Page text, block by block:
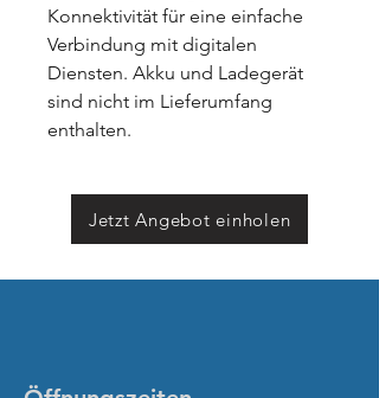
Konnektivität für eine einfache
Verbindung mit digitalen
Diensten. Akku und Ladegerät
sind nicht im Lieferumfang
enthalten.
Jetzt Angebot einholen